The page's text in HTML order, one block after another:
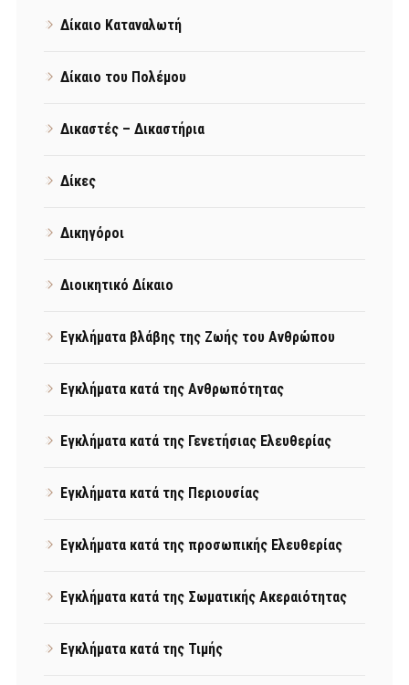
Δίκαιο Καταναλωτή
Δίκαιο του Πολέμου
Δικαστές – Δικαστήρια
Δίκες
Δικηγόροι
Διοικητικό Δίκαιο
Εγκλήματα βλάβης της Ζωής του Ανθρώπου
Εγκλήματα κατά της Ανθρωπότητας
Εγκλήματα κατά της Γενετήσιας Ελευθερίας
Εγκλήματα κατά της Περιουσίας
Εγκλήματα κατά της προσωπικής Ελευθερίας
Εγκλήματα κατά της Σωματικής Ακεραιότητας
Εγκλήματα κατά της Τιμής